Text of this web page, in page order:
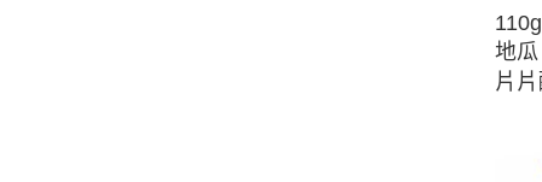
地
片